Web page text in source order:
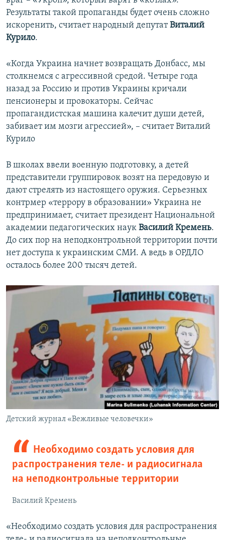
Результаты такой пропаганды будет очень сложно
искоренить, считает народный депутатВиталий
Курило.
«Когда Украина начнет возвращать Донбасс, мы
столкнемся с агрессивной средой. Четыре года
назад за Россию и против Украины кричали
пенсионеры и провокаторы. Сейчас
пропагандистская машина калечит души детей,
забивает им мозги агрессией», – считает Виталий
Курило
В школах ввели военную подготовку, а детей
представители группировок возят на передовую и
дают стрелять из настоящего оружия. Серьезных
контрмер «террору в образовании» Украина не
предпринимает, считает президент Национальной
академии педагогических наук Василий Кремень.
До сих пор на неподконтрольной территории почти
нет доступа к украинским СМИ. А ведь в ОРДЛО
осталось более 200 тысяч детей.
Детский журнал «Вежливые человечки»
Необходимо создать условия для
распространения теле- и радиосигнала
на неподконтрольные территории
Василий Кремень
«Необходимо создать условия для распространения